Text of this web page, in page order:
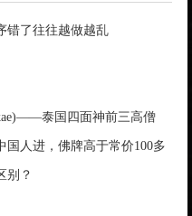
错了往往越做越乱
泰国四面神前三高僧
国人进，佛牌高于常价100多
别？